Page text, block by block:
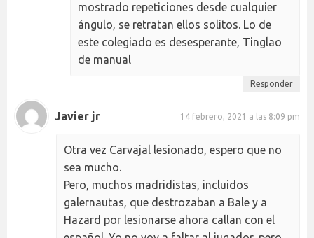
mostrado repeticiones desde cualquier
ángulo, se retratan ellos solitos. Lo de
este colegiado es desesperante, Tinglao
de manual
Responder
Javier jr 14 febrero, 2021 a las 8:09 pm
Otra vez Carvajal lesionado, espero que no
sea mucho.
Pero, muchos madridistas, incluidos
galernautas, que destrozaban a Bale y a
Hazard por lesionarse ahora callan con el